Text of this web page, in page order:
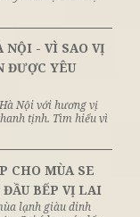
Xu hướng ăn
toàn thế giới,
hay môi ...
KHÔNG GIAN
THIỀN VÀ
Trong trải
chưa bao giờ là
trọn vẹn. Ngày ...